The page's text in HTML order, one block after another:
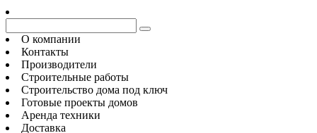
О компании
Контакты
Производители
Строительные работы
Строительство дома под ключ
Готовые проекты домов
Аренда техники
Доставка